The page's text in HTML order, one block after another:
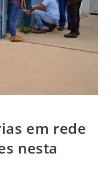
em rede
nesta